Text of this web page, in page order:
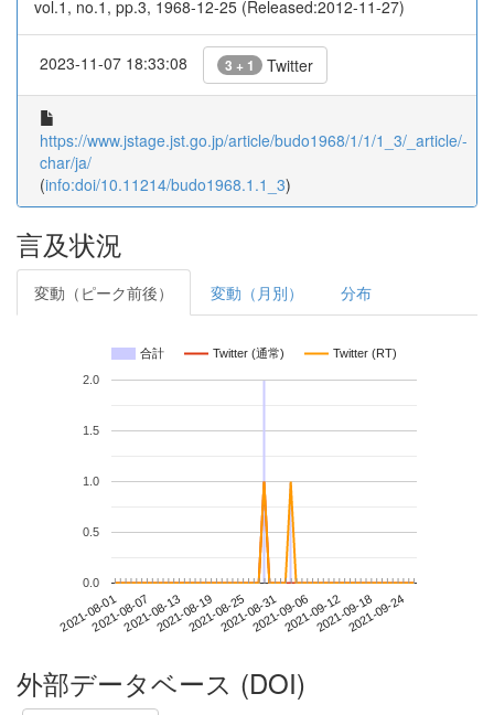
vol.1, no.1, pp.3, 1968-12-25 (Released:2012-11-27)
2023-11-07 18:33:08 3 + 1 Twitter
https://www.jstage.jst.go.jp/article/budo1968/1/1/1_3/_article/-
char/ja/
(info:doi/10.11214/budo1968.1.1_3)
言及状況
変動（ピーク前後） 変動（月別） 分布
合計 Twitter (通常) Twitter (RT)
2021-08-012021-08-072021-08-132021-08-192021-08-252021-08-312021-09-062021-09-122021-09-182021-09-24
0.0
0.5
1.0
1.5
2.0
外部データベース (DOI)